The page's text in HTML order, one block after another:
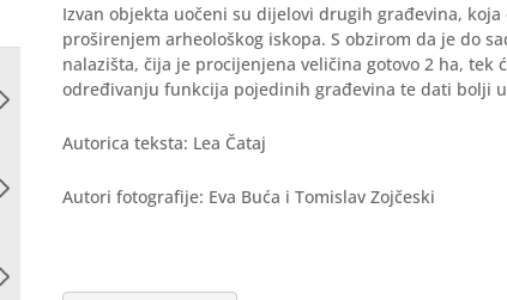
Izvan objekta uočeni su dijelovi drugih građevina,
proširenjem arheološkog iskopa. S obzirom da je do
nalazišta, čija je procijenjena veličina gotovo 2 ha, tek
određivanju funkcija pojedinih građevina te dati bolji
Autorica teksta: Lea Čataj
Autori fotografije: Eva Buća i Tomislav Zojčeski